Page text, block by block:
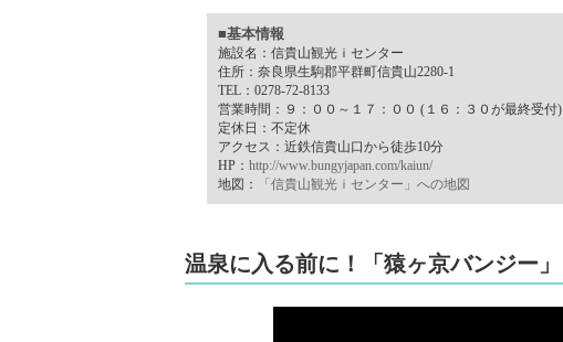
■基本情報
施設名：信貴山観光ｉセンター
住所：奈良県生駒郡平群町信貴山2280-1
TEL：0278-72-8133
営業時間：９：００～１７：００ (１６：３０が最終受付)
定休日：不定休
アクセス：近鉄信貴山口から徒歩10分
HP： http://www.bungyjapan.com/kaiun/
地図：
「信貴山観光ｉセンター」への地図
温泉に入る前に！「猿ヶ京バンジー」